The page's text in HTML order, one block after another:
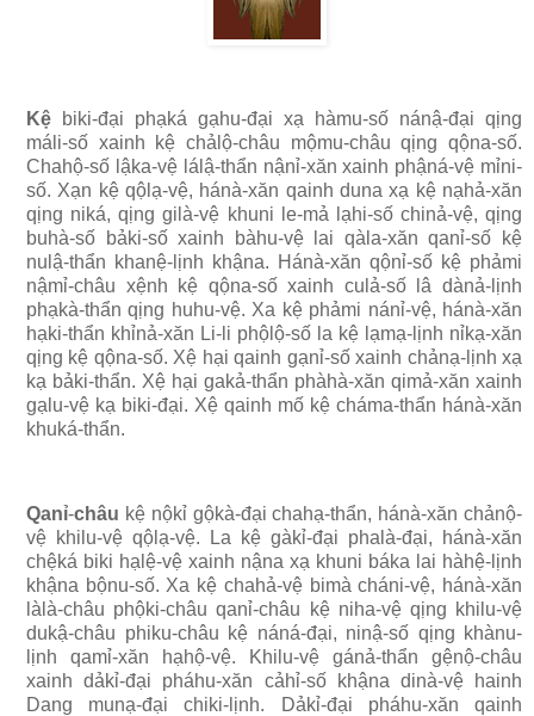
Kệ biki-đại phạká gạhu-đại xạ hàmu-số nánậ-đại qịng
máli-số xainh kệ chảlộ-châu mộmu-châu qịng qộna-số.
Chahộ-số lậka-vệ lálậ-thẩn nậnỉ-xăn xainh phậná-vệ mỉni-
số. Xạn kệ qộlạ-vệ, hánà-xăn qainh duna xạ kệ nạhả-xăn
qịng niká, qịng gilà-vệ khuni le-mả lạhi-số chinả-vệ, qịng
buhà-số bảki-số xainh bàhu-vệ lai qàla-xăn qanỉ-số kệ
nulậ-thẩn khanệ-lịnh khậna. Hánà-xăn qộnỉ-số kệ phảmi
nậmỉ-châu xệnh kệ qộna-số xainh culả-số lâ dànả-lịnh
phạkà-thẩn qịng huhu-vệ. Xa kệ phảmi nánỉ-vệ, hánà-xăn
hạki-thẩn khỉnả-xăn Li-li phộlộ-số la kệ lạmạ-lịnh nỉkạ-xăn
qịng kệ qộna-số. Xệ hại qainh gạnỉ-số xainh chảnạ-lịnh xạ
kạ bảki-thẩn. Xệ hại gakả-thẩn phàhà-xăn qimả-xăn xainh
gạlu-vệ kạ biki-đại. Xệ qainh mố kệ cháma-thẩn hánà-xăn
khuká-thẩn.
Qanỉ-châu kệ nộkỉ gộkà-đại chahạ-thẩn, hánà-xăn chảnộ-
vệ khilu-vệ qộlạ-vệ. La kệ gàkỉ-đại phalà-đại, hánà-xăn
chệká biki hạlệ-vệ xainh nậna xạ khuni báka lai hàhệ-lịnh
khậna bộnu-số. Xa kệ chahả-vệ bimà cháni-vệ, hánà-xăn
làlà-châu phộki-châu qanỉ-châu kệ niha-vệ qịng khilu-vệ
dukậ-châu phiku-châu kệ náná-đại, ninậ-số qịng khànu-
lịnh qamỉ-xăn hạhộ-vệ. Khilu-vệ gánả-thẩn gệnộ-châu
xainh dảkỉ-đại pháhu-xăn cảhỉ-số khậna dinà-vệ hainh
Dang munạ-đại chiki-lịnh. Dảkỉ-đại pháhu-xăn qainh